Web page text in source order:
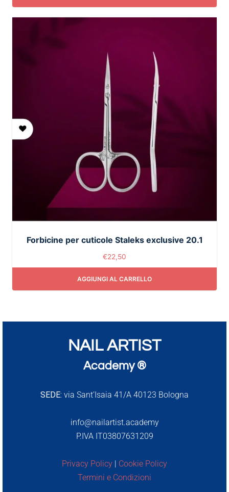
Forbicine per cuticole Staleks exclusive 20.1
€22,50
AGGIUNGI AL CARRELLO
NAIL ARTIST
Academy ®
SEDE: via Sant’Isaia 41/A 40123 Bologna
info@nailartist.academy
P.IVA IT03807631209
Privacy Policy | Cookie Policy
Termini e Condizioni